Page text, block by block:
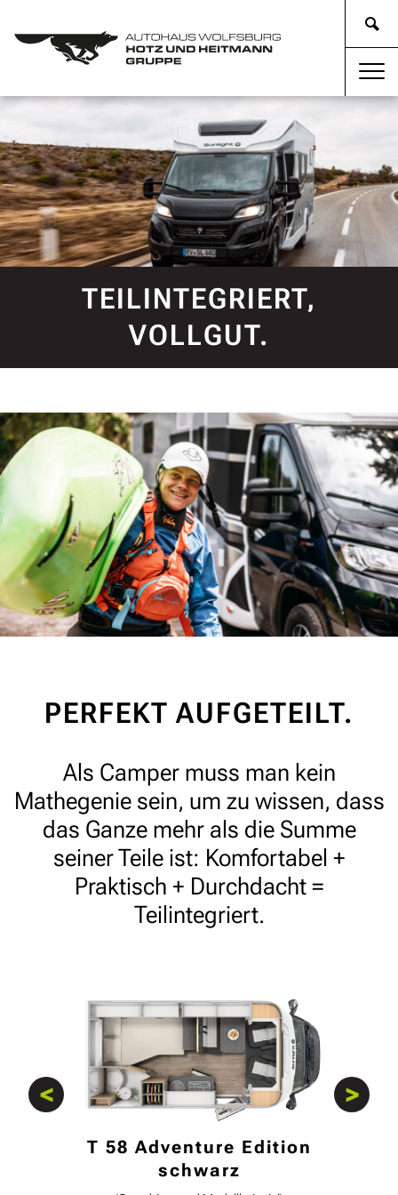
TEILINTEGRIERT,
VOLLGUT.
PERFEKT AUFGETEILT.
Als Camper muss man kein
Mathegenie sein, um zu wissen, dass
das Ganze mehr als die Summe
seiner Teile ist: Komfortabel +
Praktisch + Durchdacht =
Teilintegriert.
T 58 Adventure Edition
schwarz
T 67 Adventure Edition
schwarz
T 67 S Adventure Edition
schwarz
T 68 Adventure Edition
schwarz
< >